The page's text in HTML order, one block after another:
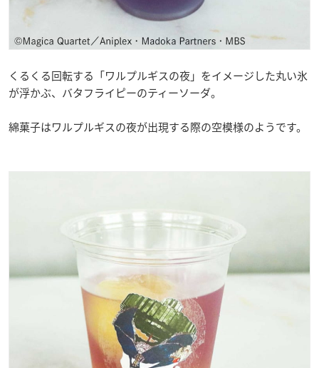
くるくる回転する「ワルプルギスの夜」をイメージした丸い氷
が浮かぶ、バタフライピーのティーソーダ。
綿菓子はワルプルギスの夜が出現する際の空模様のようです。